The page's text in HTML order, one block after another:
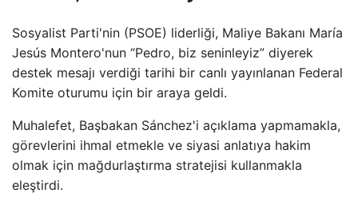
Sosyalist Parti'nin (PSOE) liderliği, Maliye Bakanı María
Jesús Montero'nun “Pedro, biz seninleyiz” diyerek
destek mesajı verdiği tarihi bir canlı yayınlanan Federal
Komite oturumu için bir araya geldi.
Muhalefet, Başbakan Sánchez'i açıklama yapmamakla,
görevlerini ihmal etmekle ve siyasi anlatıya hakim
olmak için mağdurlaştırma stratejisi kullanmakla
eleştirdi.